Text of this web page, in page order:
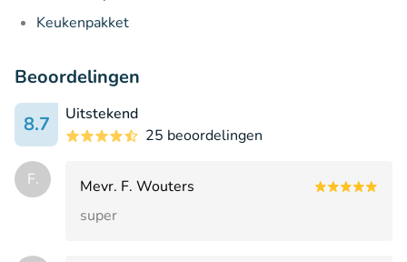
Keukenpakket
Beoordelingen
8.7
Uitstekend
25 beoordelingen
F.
Mevr. F. Wouters
super